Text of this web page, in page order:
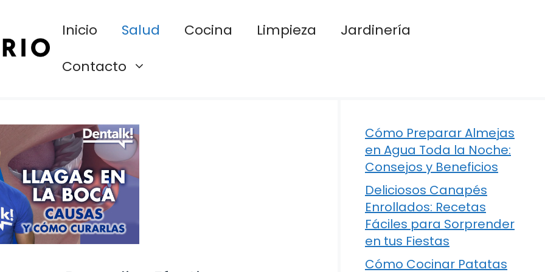
Inicio Salud Cocina Limpieza
Jardinería
Contacto
Cómo Preparar Almejas
en Agua Toda la Noche:
Consejos y Beneficios
Deliciosos Canapés
Enrollados: Recetas
Fáciles para Sorprender
en tus Fiestas
Cómo Cocinar Patatas